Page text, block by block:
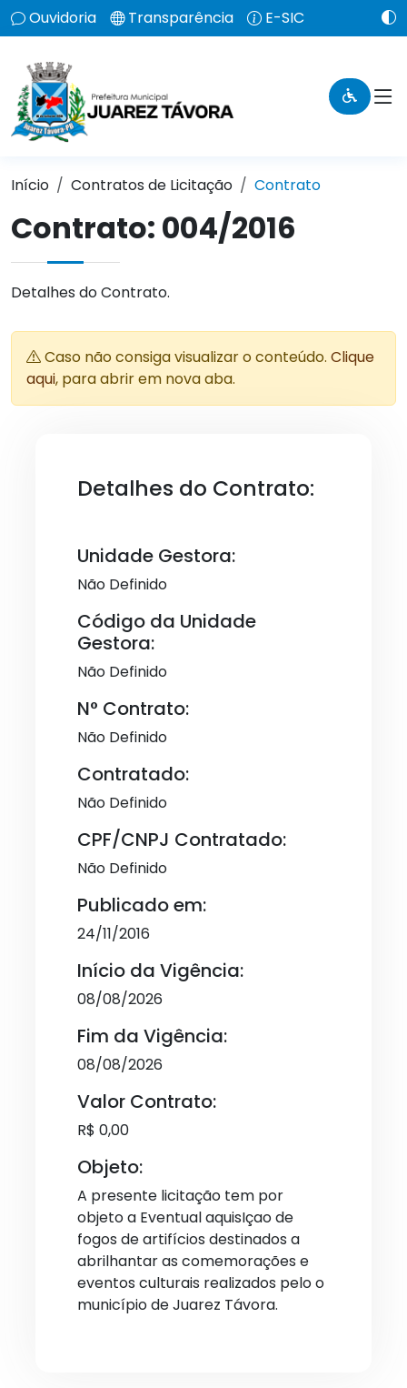
Ouvidoria Transparência E-SIC
Início Contratos de Licitação Contrato
Contrato: 004/2016
Detalhes do Contrato.
Caso não consiga visualizar o conteúdo. Clique
aqui, para abrir em nova aba.
Detalhes do Contrato:
Unidade Gestora:
Não Definido
Código da Unidade
Gestora:
Não Definido
N° Contrato:
Não Definido
Contratado:
Não Definido
CPF/CNPJ Contratado:
Não Definido
Publicado em:
24/11/2016
Início da Vigência:
08/08/2026
Fim da Vigência:
08/08/2026
Valor Contrato:
R$ 0,00
Objeto:
A presente licitação tem por
objeto a Eventual aquisIçao de
fogos de artifícios destinados a
abrilhantar as comemorações e
eventos culturais realizados pelo o
município de Juarez Távora.